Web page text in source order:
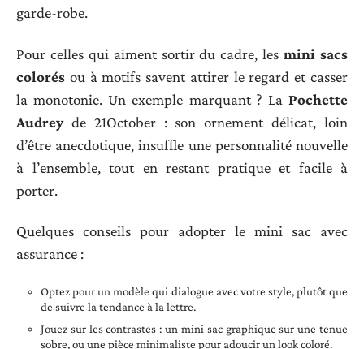
garde-robe.
Pour celles qui aiment sortir du cadre, lesmini sacs
colorés ou à motifs savent attirer le regard et casser
la monotonie. Un exemple marquant ? La Pochette
Audreyde 21October : son ornement délicat, loin
d’être anecdotique, insuffle une personnalité nouvelle
à l’ensemble, tout en restant pratique et facile à
porter.
Quelques conseils pour adopter le mini sac avec
assurance :
Optez pour un modèle qui dialogue avec votre style, plutôt que
de suivre la tendance à la lettre.
Jouez sur les contrastes : un mini sac graphique sur une tenue
sobre, ou une pièce minimaliste pour adoucir un look coloré.